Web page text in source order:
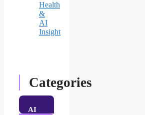
Health
&
AI
Insight
Categories
AI